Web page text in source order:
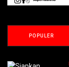
POPULER